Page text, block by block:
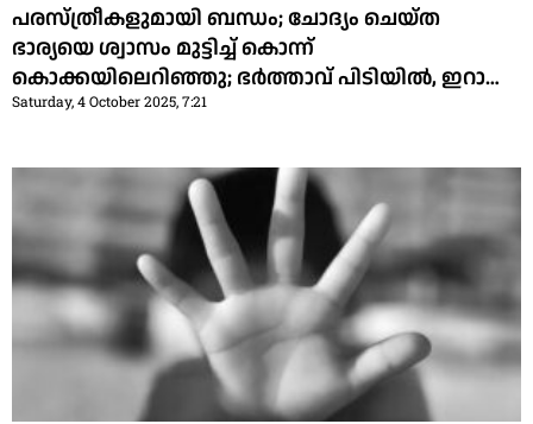
പരസ്ത്രീകളുമായി ബന്ധം; ചോദ്യം ചെയ്ത
ഭാര്യയെ ശ്വാസം മുട്ടിച്ച് കൊന്ന്
കൊക്കയിലെറിഞ്ഞു; ഭര്‍ത്താവ് പിടിയില്‍, ഇറാന്‍
യുവതിയും കസ്റ്റഡിയില്‍
Saturday, 4 October 2025, 7:21